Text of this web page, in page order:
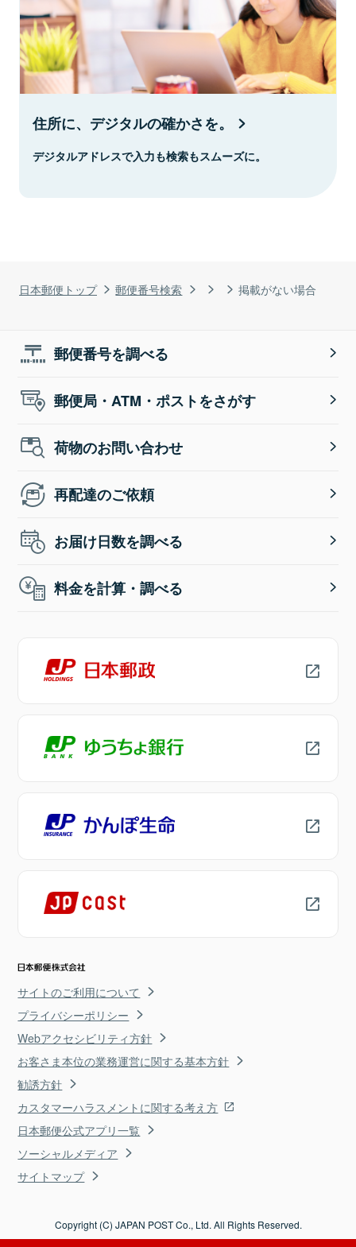
日本郵便トップ 郵便番号検索 掲載がない場合
住所に、デジタルの確かさを。
デジタルアドレスで入力も検索もスムーズに。
郵便番号を調べる
郵便局・ATM・ポストをさがす
荷物のお問い合わせ
再配達のご依頼
お届け日数を調べる
料金を計算・調べる
サイトのご利用について
プライバシーポリシー
Webアクセシビリティ方針
お客さま本位の業務運営に関する基本方針
勧誘方針
カスタマーハラスメントに関する考え方
日本郵便公式アプリ一覧
ソーシャルメディア
サイトマップ
Copyright (C) JAPAN POST Co., Ltd. All Rights Reserved.